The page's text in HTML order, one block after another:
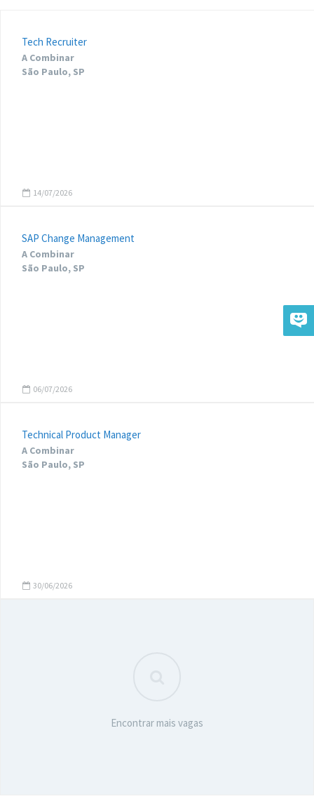
Tech Recruiter
A Combinar
São Paulo, SP
14/07/2026
SAP Change Management
A Combinar
São Paulo, SP
06/07/2026
Technical Product Manager
A Combinar
São Paulo, SP
30/06/2026
Encontrar mais vagas